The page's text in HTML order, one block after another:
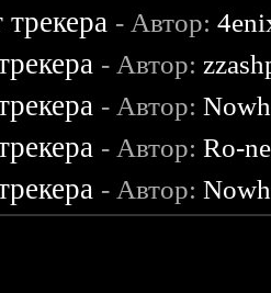
- Автор:
- Автор:
- Автор:
- Автор:Ro-
- Автор: